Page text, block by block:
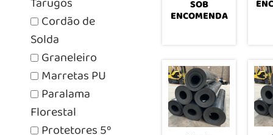
Cordão de
Solda
Graneleiro
Marretas PU
Paralama
Florestal
Protetores 5º
SOB
ENCOMENDA